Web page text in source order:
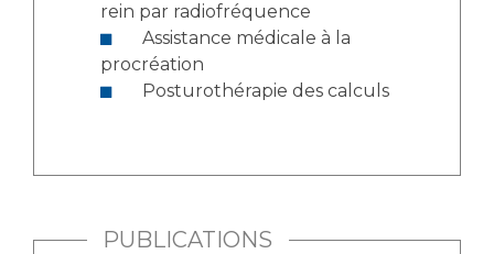
rein par radiofréquence
procréation
Posturothérapie des calculs
PUBLICATIONS